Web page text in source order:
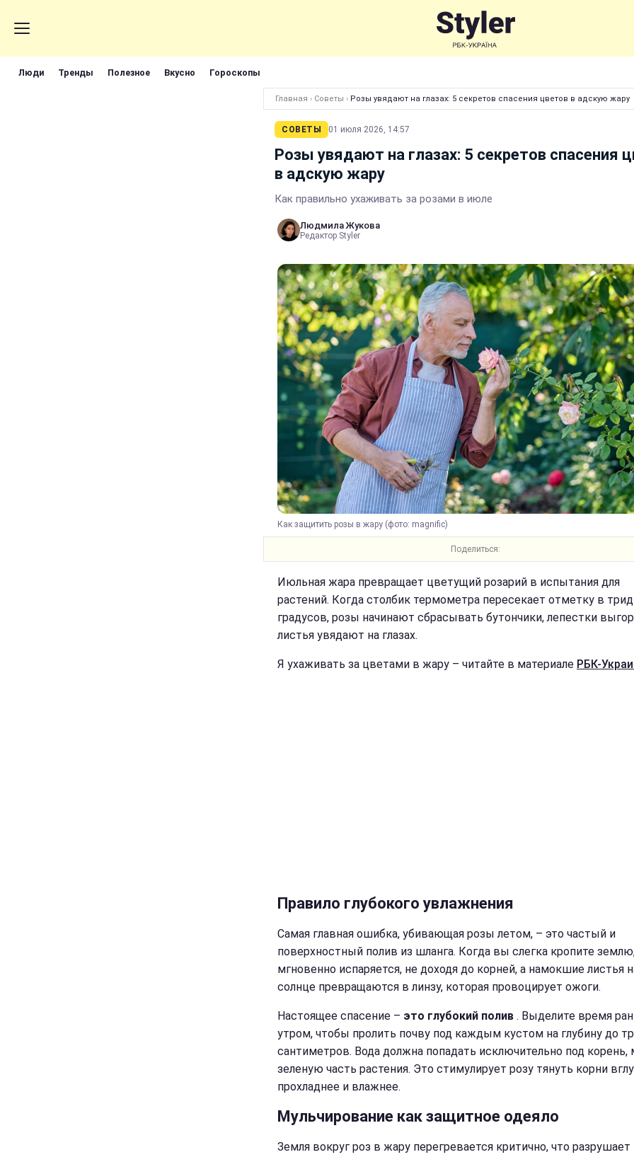
Люди Тренды Полезное Вкусно Гороскопы
Главная › Советы › Розы увядают на глазах: 5 секретов спасения цветов в адскую жару
СОВЕТЫ 01 июля 2026, 14:57
Розы увядают на глазах: 5 секретов спасения
в адскую жару
Как правильно ухаживать за розами в июле
Людмила Жукова
Редактор Styler
Как защитить розы в жару (фото: magnific)
Поделиться:
Июльная жара превращает цветущий розарий в испытания для
растений. Когда столбик термометра пересекает отметку в
градусов, розы начинают сбрасывать бутончики, лепестки
листья увядают на глазах.
Я ухаживать за цветами в жару – читайте в материале РБК-
Правило глубокого увлажнения
Самая главная ошибка, убивающая розы летом, – это частый и
поверхностный полив из шланга. Когда вы слегка кропите
мгновенно испаряется, не доходя до корней, а намокшие листья
солнце превращаются в линзу, которая провоцирует ожоги.
Настоящее спасение – это глубокий полив . Выделите время
утром, чтобы пролить почву под каждым кустом на глубину до
сантиметров. Вода должна попадать исключительно под корень,
зеленую часть растения. Это стимулирует розу тянуть корни
прохладнее и влажнее.
Мульчирование как защитное одеяло
Земля вокруг роз в жару перегревается критично, что разрушает